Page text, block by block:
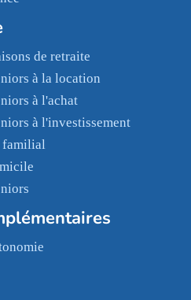
de retraite
à la location
à l'achat
à l'investissement
familial